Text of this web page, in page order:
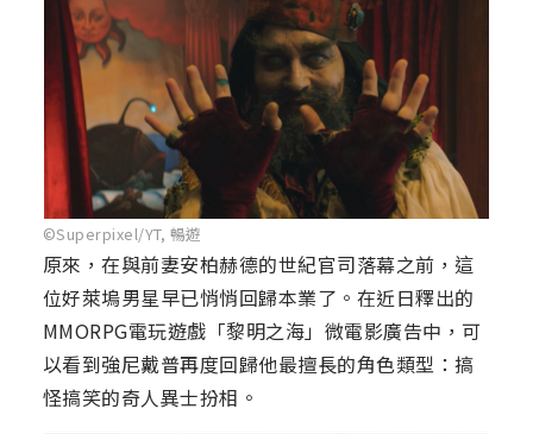
©Superpixel/YT, 暢遊
原來，在與前妻安柏赫德的世紀官司落幕之前，這
位好萊塢男星早已悄悄回歸本業了。在近日釋出的
MMORPG電玩遊戲「黎明之海」微電影廣告中，可
以看到強尼戴普再度回歸他最擅長的角色類型：搞
怪搞笑的奇人異士扮相。